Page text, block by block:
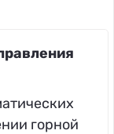
горной